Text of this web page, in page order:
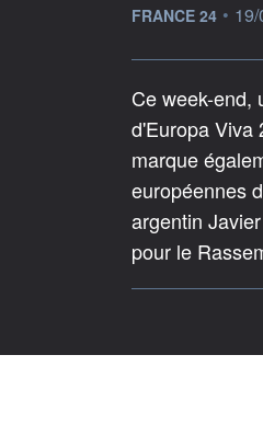
information
FRANCE 24 •
Ce week-end,
d'Europa Viva
marque
européennes
argentin
pour le